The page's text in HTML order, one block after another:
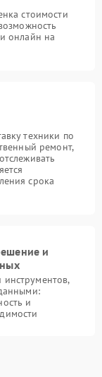
стоимости
онлайн на
техники по
ремонт,
срока
и
и